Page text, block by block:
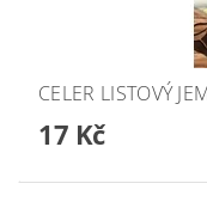
CELER LISTOVÝ
17 Kč